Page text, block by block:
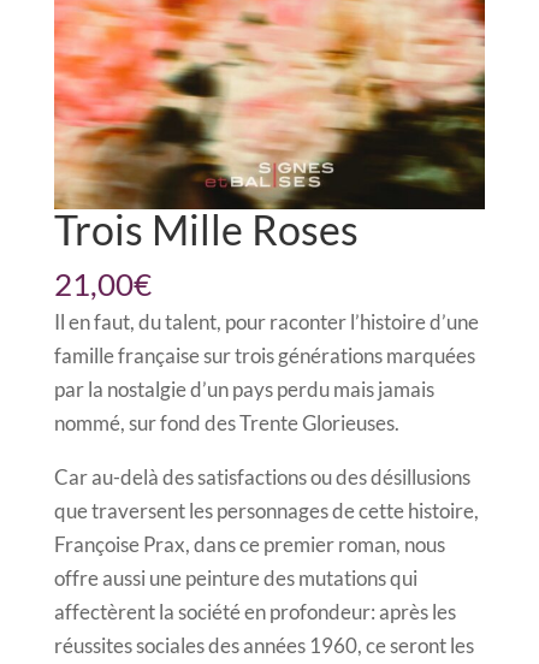
Trois Mille Roses
21,00€
Il en faut, du talent, pour raconter l’histoire d’une
famille française sur trois générations marquées
par la nostalgie d’un pays perdu mais jamais
nommé, sur fond des Trente Glorieuses.
Car au-delà des satisfactions ou des désillusions
que traversent les personnages de cette histoire,
Françoise Prax, dans ce premier roman, nous
offre aussi une peinture des mutations qui
affectèrent la société en profondeur: après les
réussites sociales des années 1960, ce seront les